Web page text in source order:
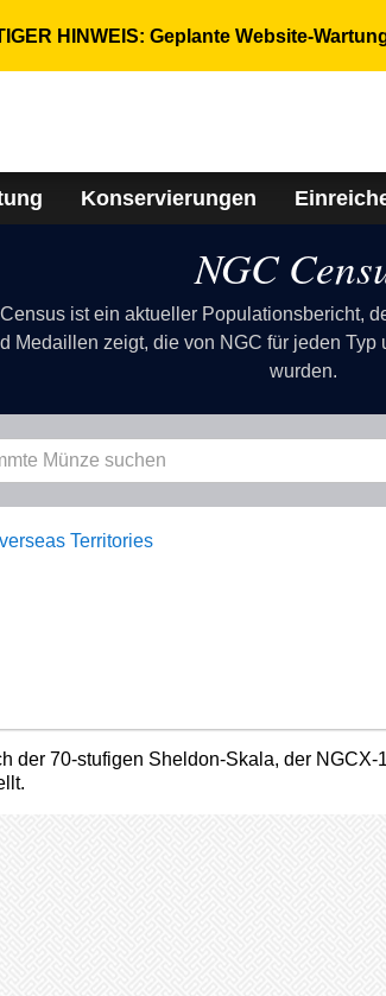
HINWEIS: Geplante Website-
Konservierungen
NGC
ist ein aktueller Populationsbericht,
Medaillen zeigt, die von NGC für jeden
wurden.
Territories
der 70-stufigen Sheldon-Skala, der